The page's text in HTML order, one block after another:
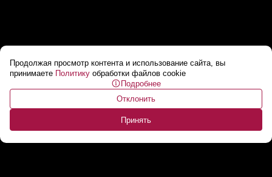
Продолжая просмотр контента и использование сайта, вы
принимаете Политику обработки файлов cookie
Подробнее
Отклонить
Принять
Литва установила «зубы дракона» на
границе с Беларусью...